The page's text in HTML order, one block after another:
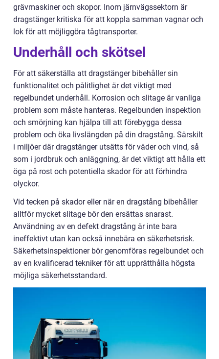
grävmaskiner och skopor. Inom järnvägssektorn är
dragstänger kritiska för att koppla samman vagnar och
lok för att möjliggöra tågtransporter.
Underhåll och skötsel
För att säkerställa att dragstänger bibehåller sin
funktionalitet och pålitlighet är det viktigt med
regelbundet underhåll. Korrosion och slitage är vanliga
problem som måste hanteras. Regelbunden inspektion
och smörjning kan hjälpa till att förebygga dessa
problem och öka livslängden på din dragstång. Särskilt
i miljöer där dragstänger utsätts för väder och vind, så
som i jordbruk och anläggning, är det viktigt att hålla ett
öga på rost och potentiella skador för att förhindra
olyckor.
Vid tecken på skador eller när en dragstång bibehåller
alltför mycket slitage bör den ersättas snarast.
Användning av en defekt dragstång är inte bara
ineffektivt utan kan också innebära en säkerhetsrisk.
Säkerhetsinspektioner bör genomföras regelbundet och
av en kvalificerad tekniker för att upprätthålla högsta
möjliga säkerhetsstandard.